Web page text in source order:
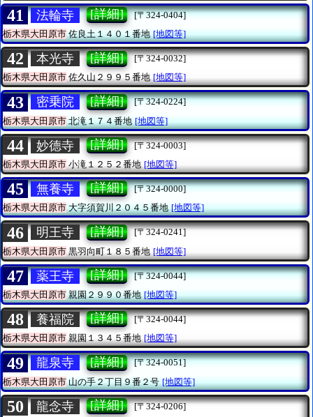
41 法輪寺 [詳細]
[〒324-0404]
栃木県大田原市佐良土１４０１番地 [地図等]
42 本光寺 [詳細]
[〒324-0032]
栃木県大田原市佐久山２９９５番地 [地図等]
43 密乗院 [詳細]
[〒324-0224]
栃木県大田原市北滝１７４番地 [地図等]
44 妙德寺 [詳細]
[〒324-0003]
栃木県大田原市小滝１２５２番地 [地図等]
45 無養寺 [詳細]
[〒324-0000]
栃木県大田原市大字須賀川２０４５番地 [地図等]
46 明王寺 [詳細]
[〒324-0241]
栃木県大田原市 黒羽向町１８５番地 [地図等]
47 薬王寺 [詳細]
[〒324-0044]
栃木県大田原市親園２９９０番地 [地図等]
48 養福院 [詳細]
[〒324-0044]
栃木県大田原市親園１３４５番地 [地図等]
49 龍泉寺 [詳細]
[〒324-0051]
栃木県大田原市山の手２丁目９番２号 [地図等]
50 龍念寺 [詳細]
[〒324-0206]